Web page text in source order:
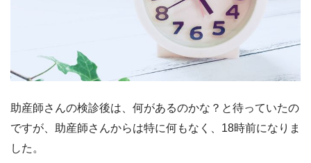
助産師さんの検診後は、何があるのかな？と待っていたの
ですが、助産師さんからは特に何もなく、18時前になりま
した。